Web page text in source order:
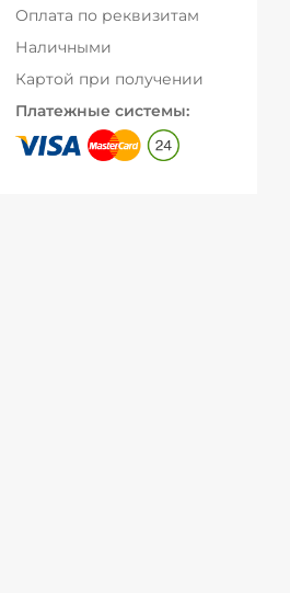
Оплата по реквизитам
Наличными
Картой при получении
Платежные системы: